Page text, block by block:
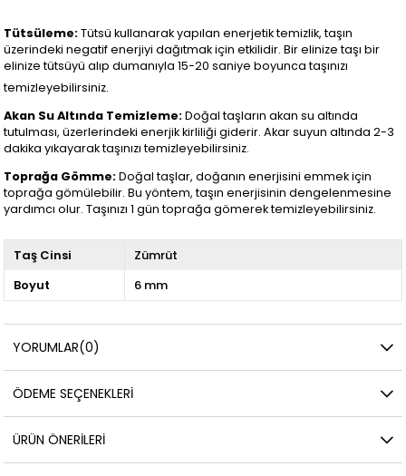
Tütsüleme:Tütsü kullanarak yapılan enerjetik temizlik, taşın
üzerindeki negatif enerjiyi dağıtmak için etkilidir. Bir elinize taşı bir
elinize tütsüyü alıp dumanıyla 15-20 saniye boyunca taşınızı
temizleyebilirsiniz.
Akan Su Altında Temizleme:Doğal taşların akan su altında
tutulması, üzerlerindeki enerjik kirliliği giderir. Akar suyun altında 2-3
dakika yıkayarak taşınızı temizleyebilirsiniz.
Toprağa Gömme:Doğal taşlar, doğanın enerjisini emmek için
toprağa gömülebilir. Bu yöntem, taşın enerjisinin dengelenmesine
yardımcı olur. Taşınızı 1 gün toprağa gömerek temizleyebilirsiniz.
Taş Cinsi
Zümrüt
Boyut
6 mm
YORUMLAR(0)
ÖDEME SEÇENEKLERI
ÜRÜN ÖNERILERI